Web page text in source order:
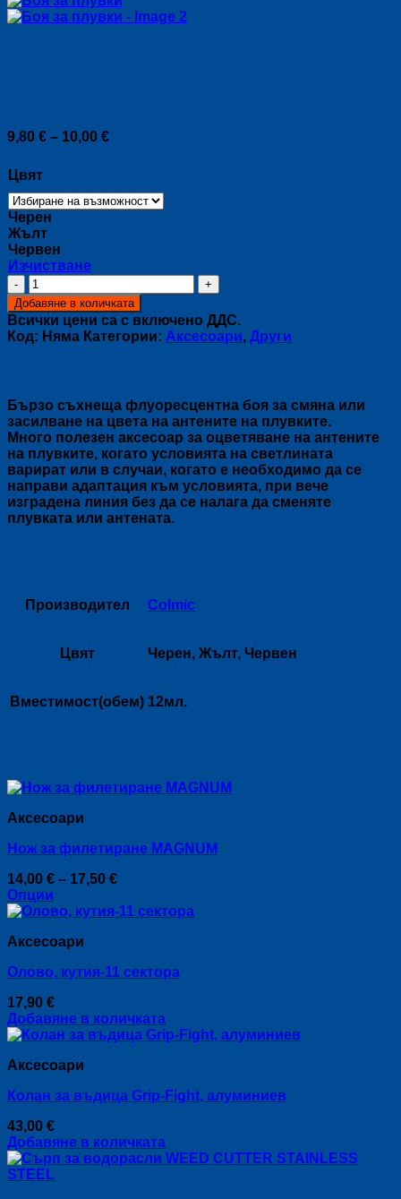
9,80 € – 10,00 €Price
10,00 €
Цвят
Черен
Жълт
Червен
Изчистване
количество
за
Боя
за
плувки
Добавяне в количката
Всички цени са с включено ДДС.
Код: Няма Категории: Аксесоари, Други
Бързо съхнеща флуоресцентна боя за смяна или
засилване на цвета на антените на плувките.
Много полезен аксесоар за оцветяване на антените
на плувките, когато условията на светлината
варират или в случаи, когато е необходимо да се
направи адаптация към условията, при вече
изградена линия без да се налага да сменяте
плувката или антената.
Производител Colmic
Цвят Черен, Жълт, Червен
Вместимост(обем) 12мл.
Аксесоари
Нож за филетиране MAGNUM
14,00 € – 17,50 €Price
14,00 €
Опции
This
has
variants.
options
may
be
on
the
product
page
Аксесоари
Олово, кутия-11 сектора
17,90 €
Добавяне в количката
Аксесоари
Колан за въдица Grip-Fight, алуминиев
43,00 €
Добавяне в количката